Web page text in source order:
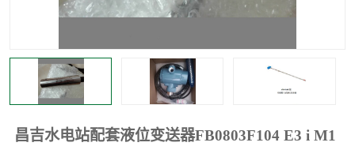
昌吉水电站配套液位变送器FB0803F104 E3 i M1
温度显示控制仪表 电量变送器
流量计 工业自动化系统成套设备